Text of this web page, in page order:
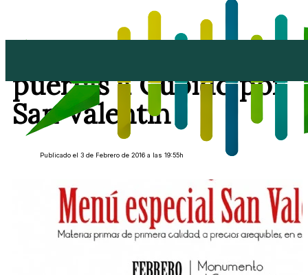
puertas a Cupido por
San Valentín
Publicado el 3 de Febrero de 2016 a las 19:55h